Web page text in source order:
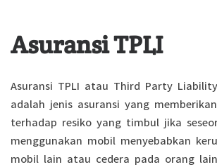
Asuransi TPLI
Asuransi TPLI atau Third Party
adalah jenis asuransi yang
terhadap resiko yang timbul jika
menggunakan mobil menyebabkan
mobil lain atau cedera pada orang lain.